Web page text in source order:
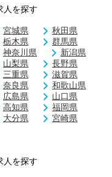
人を探す
宮城県
秋田県
栃木県
群馬県
神奈川県
新潟県
山梨県
長野県
三重県
滋賀県
奈良県
和歌山県
広島県
山口県
高知県
福岡県
大分県
宮崎県
人を探す